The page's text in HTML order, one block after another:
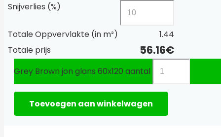
Snijverlies (%)
Totale Oppvervlakte (in m²)
1.44
Totale prijs
€
56.16
Grey Brown jon glans 60x120 aantal
Toevoegen aan winkelwagen